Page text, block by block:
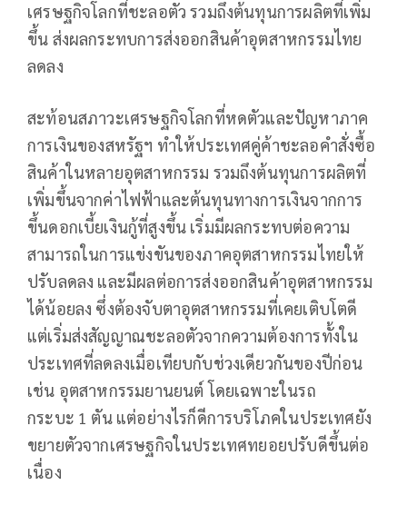
เศรษฐกิจโลกที่ชะลอตัว รวมถึงต้นทุนการผลิตที่เพิ่ม
ขึ้น ส่งผลกระทบการส่งออกสินค้าอุตสาหกรรมไทย
ลดลง
สะท้อนสภาวะเศรษฐกิจโลกที่หดตัวและปัญหาภาค
การเงินของสหรัฐฯ ทำให้ประเทศคู่ค้าชะลอคำสั่งซื้อ
สินค้าในหลายอุตสาหกรรม รวมถึงต้นทุนการผลิตที่
เพิ่มขึ้นจากค่าไฟฟ้าและต้นทุนทางการเงินจากการ
ขึ้นดอกเบี้ยเงินกู้ที่สูงขึ้น เริ่มมีผลกระทบต่อความ
สามารถในการแข่งขันของภาคอุตสาหกรรมไทยให้
ปรับลดลง และมีผลต่อการส่งออกสินค้าอุตสาหกรรม
ได้น้อยลง ซึ่งต้องจับตาอุตสาหกรรมที่เคยเติบโตดี
แต่เริ่มส่งสัญญาณชะลอตัวจากความต้องการทั้งใน
ประเทศที่ลดลงเมื่อเทียบกับช่วงเดียวกันของปีก่อน
เช่น อุตสาหกรรมยานยนต์ โดยเฉพาะในรถ
กระบะ 1 ตัน แต่อย่างไรก็ดีการบริโภคในประเทศยัง
ขยายตัวจากเศรษฐกิจในประเทศทยอยปรับดีขึ้นต่อ
เนื่อง